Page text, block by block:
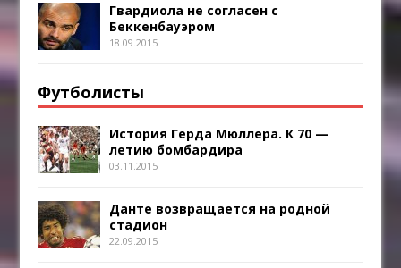
Гвардиола не согласен с
Беккенбауэром
18.09.2015
Футболисты
История Герда Мюллера. К 70 —
летию бомбардира
03.11.2015
Данте возвращается на родной
стадион
22.09.2015